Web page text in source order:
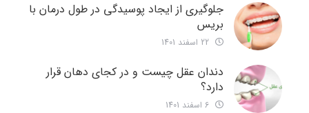
جلوگیری از ایجاد پوسیدگی در طول درمان با
بریس
دندان عقل چیست و در کجای دهان قرار
دارد؟